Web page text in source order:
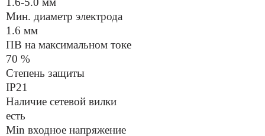
Мин. диаметр электрода
1.6 мм
ПВ на максимальном токе
70 %
Степень защиты
IP21
Наличие сетевой вилки
есть
Min входное напряжение